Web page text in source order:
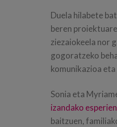
Duela hilabete
beren
ziezaiokeela nor
gogoratzeko
komunikazioa
Sonia eta
izandako
baitzuen,